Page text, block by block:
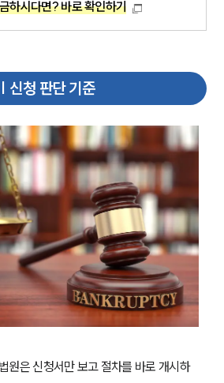
하시다면? 바로 확인하기
신청 판단 기준
원은 신청서만 보고 절차를 바로 개시하